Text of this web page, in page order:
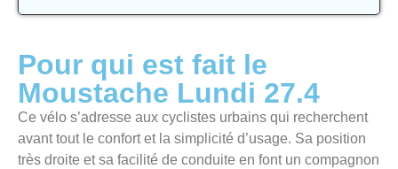
Pour qui est fait le
Moustache Lundi 27.4
Ce vélo s’adresse aux cyclistes urbains qui recherchent
avant tout le confort et la simplicité d’usage. Sa position
très droite et sa facilité de conduite en font un compagnon